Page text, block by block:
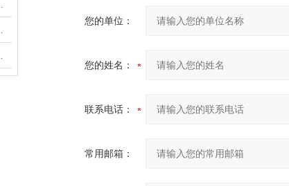
您的单位：
您的姓名：
联系电话：
常用邮箱：